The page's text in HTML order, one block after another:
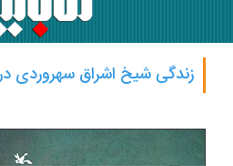
زندگی شیخ اشراق سهروردی در